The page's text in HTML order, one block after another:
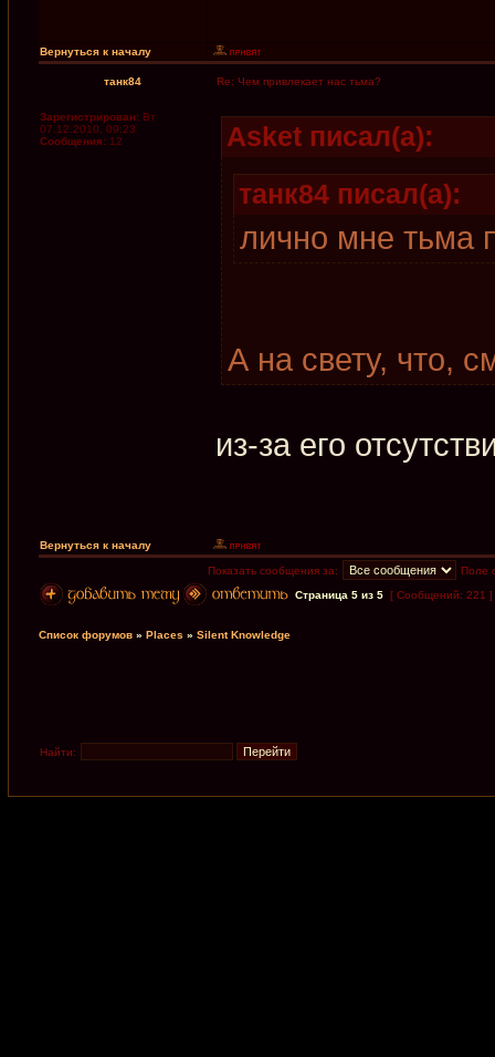
Вернуться к началу
танк84 Re: Чем привлекает нас тьма?
Зарегистрирован: Вт
07.12.2010, 09:23
Сообщения: 12
Asket писал(а):
танк84 писал(а):
лично мне тьма
А на свету, что,
из-за его
Вернуться к началу
Показать сообщения за:
Поле
Страница 5 из 5 [ Сообщений: 221 ]
Список форумов » Places » Silent Knowledge
Найти: